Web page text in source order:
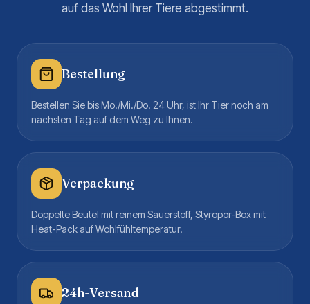
auf das Wohl Ihrer Tiere abgestimmt.
Bestellung
Bestellen Sie bis Mo./Mi./Do. 24 Uhr, ist Ihr Tier noch am
nächsten Tag auf dem Weg zu Ihnen.
Verpackung
Doppelte Beutel mit reinem Sauerstoff, Styropor-Box mit
Heat-Pack auf Wohlfühltemperatur.
24h-Versand